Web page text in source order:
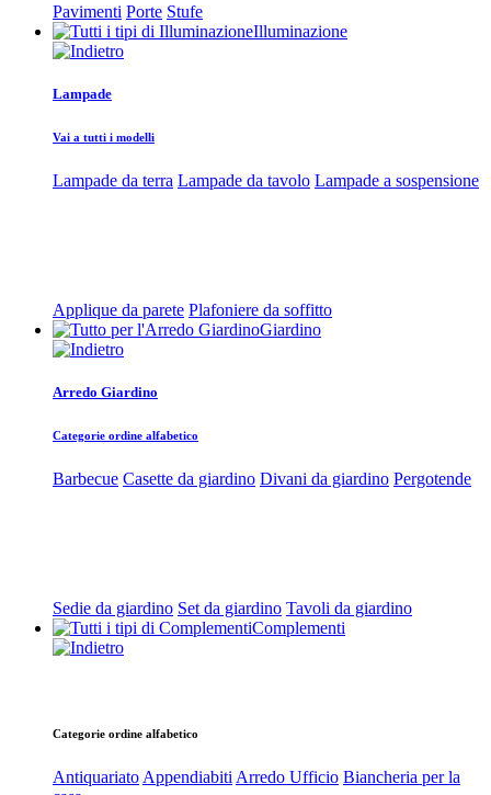
Pavimenti Porte Stufe
Illuminazione
Lampade
Vai a tutti i modelli
Lampade da terra Lampade da tavolo Lampade a sospensione
Applique da parete Plafoniere da soffitto
Giardino
Arredo Giardino
Categorie ordine alfabetico
Barbecue Casette da giardino Divani da giardino Pergotende
Sedie da giardino Set da giardino Tavoli da giardino
Complementi
Categorie ordine alfabetico
Antiquariato Appendiabiti Arredo Ufficio Biancheria per la